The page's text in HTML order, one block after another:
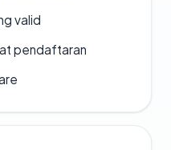
valid
pendaftaran